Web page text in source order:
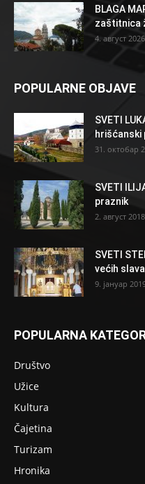
BLAGA
zaštitnica
4. август
POPULARNE OBJAVE
SVETI
hrišćanski
31. октобар
SVETI
praznik
2. август
SVETI
većih
9. јануар
POPULARNA
Društvo
Užice
Kultura
Čajetina
Turizam
Hronika